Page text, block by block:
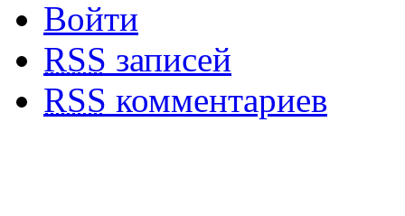
Войти
RSS записей
RSS комментариев